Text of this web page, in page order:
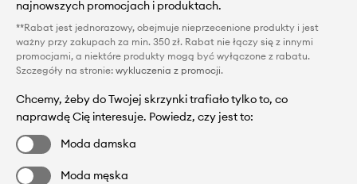
najnowszych promocjach i produktach.
**Rabat jest jednorazowy, obejmuje nieprzecenione produkty i jest
ważny przy zakupach za min. 350 zł. Rabat nie łączy się z innymi
promocjami, a niektóre produkty mogą być wyłączone z rabatu.
Szczegóły na stronie: wykluczenia z promocji.
Chcemy, żeby do Twojej skrzynki trafiało tylko to, co
naprawdę Cię interesuje. Powiedz, czy jest to:
Moda damska
Moda męska